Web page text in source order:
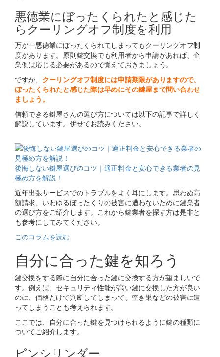
悪徳業にぼったくられたと感じた
らクーリングオフ制度を利用
万が一悪徳業にぼったくられてしまってもクーリングオフ制
度があります。原則鍵交換でも利用者から申請があれば、企
業側は応じる必要があるので覚えておきましょう。
ですが、 クーリングオフ制度には申請期限がありますので、
ぼったくられたと感じた際は早めにその鍵屋まで問い合わせ
ましょう。
信頼できる鍵屋さんの選び方については以下の記事で詳しく
解説しています。併せてお読みください。
後悔しない鍵屋選びのコツ｜適正料金と安心できる業者の見
極め方を解説！
近年出張サービスでのトラブルをよく耳にします。思わぬ高
額請求、いわゆるぼったくりの被害に遭わないために鍵業者
の選び方をご紹介します。これから鍵業者を探す方は是非と
も参考にしてみてください。
このコラムを読む
自分に合った鍵を知ろう
鍵交換をする際に自分に合った鍵に交換する方が望ましいで
す。例えば、セキュリティ性能が高い鍵に交換した方が良い
のに、価格だけで判断してしまって、空き巣などの被害に遭
ってしまうことも考えられます。
ここでは、自分に合った鍵を見つけられるように鍵の種類に
ついてご紹介します。
ピンシリンダー